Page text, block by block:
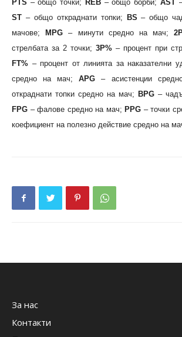
PTS – общо точки; REB– общо борби; AST–
ST – общо откраднати топки; BS – общо
мачове;
MPG – минути средно на мач;
стрелбата за 2 точки; 3P% – процент при
FT% – процент от линията за наказателни
средно на мач;APG – асистенции
откраднати топки средно на мач; BPG –
FPG – фалове средно на мач; PPG – точки
коефициент на полезно действие средно на
За нас
Контакти